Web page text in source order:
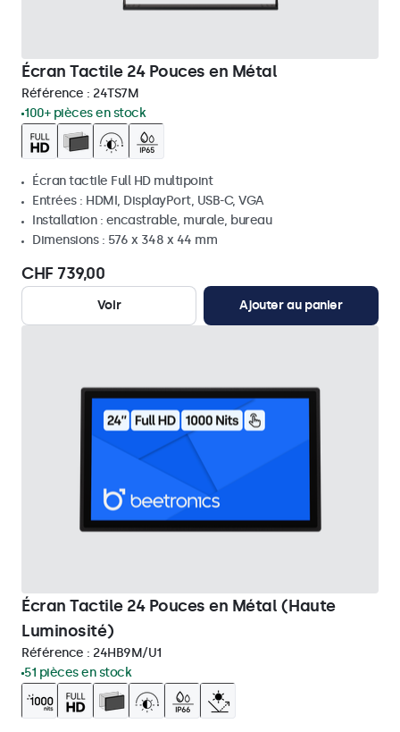
Écran Tactile 24 Pouces en Métal
Référence : 24TS7M
100+ pièces en stock
Écran tactile Full HD multipoint
Entrées : HDMI, DisplayPort, USB-C, VGA
Installation : encastrable, murale, bureau
Dimensions : 576 x 348 x 44 mm
CHF 739,00
Voir Ajouter au panier
Écran Tactile 24 Pouces en Métal (Haute
Luminosité)
Référence : 24HB9M/U1
51 pièces en stock